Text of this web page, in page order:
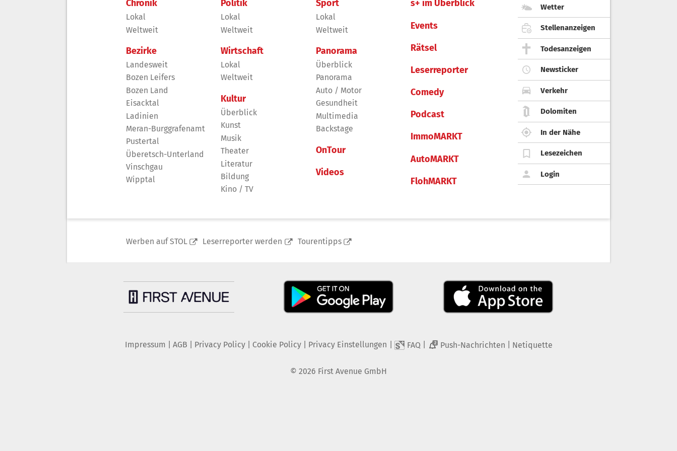
Chronik
Lokal
Weltweit
Bezirke
Landesweit
Bozen Leifers
Bozen Land
Eisacktal
Ladinien
Meran-Burggrafenamt
Pustertal
Überetsch-Unterland
Vinschgau
Wipptal
Politik
Lokal
Weltweit
Wirtschaft
Lokal
Weltweit
Kultur
Überblick
Kunst
Musik
Theater
Literatur
Bildung
Kino / TV
Sport
Lokal
Weltweit
Panorama
Überblick
Panorama
Auto / Motor
Gesundheit
Multimedia
Backstage
OnTour
Videos
s+ im Überblick
Events
Rätsel
Leserreporter
Comedy
Podcast
ImmoMARKT
AutoMARKT
FlohMARKT
Wetter
Stellenanzeigen
Todesanzeigen
Newsticker
Verkehr
Dolomiten
In der Nähe
Lesezeichen
Login
Werben auf STOL Leserreporter werden Tourentipps
Impressum AGB Privacy Policy| Cookie Policy| Privacy Einstellungen FAQ 2 Push-Nachrichten Netiquette
© 2026 First Avenue GmbH